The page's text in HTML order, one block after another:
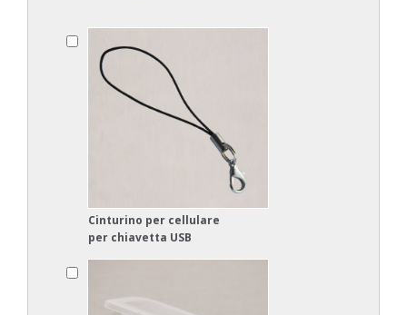
Cinturino per cellulare
per chiavetta USB